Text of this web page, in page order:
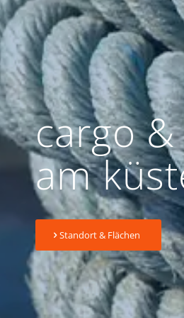
cargo&
am
Standort & Flächen